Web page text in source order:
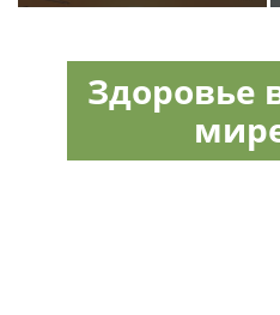
предупреждая о дронах
Здоровье